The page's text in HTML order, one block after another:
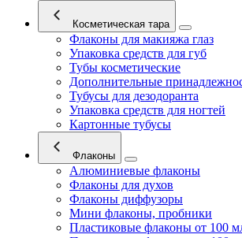
Косметическая тара
Флаконы для макияжа глаз
Упаковка средств для губ
Тубы косметические
Дополнительные
Тубусы для дезодоранта
Упаковка средств для ногтей
Картонные тубусы
Флаконы
Алюминиевые флаконы
Флаконы для духов
Флаконы диффузоры
Мини флаконы, пробники
Пластиковые флаконы от 100